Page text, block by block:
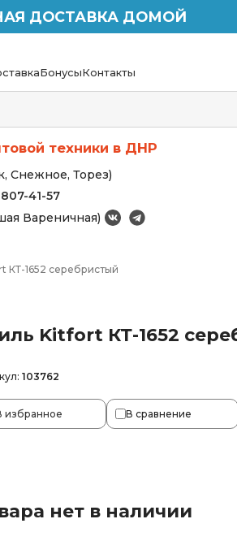
ДОСТАВКА ДОМОЙ
БонусыКонтакты
техники в ДНР
Снежное, Торез)
41-57
Вареничная)
КТ-1652 серебристый
Kitfort КТ-1652
103762
избранное В сравнение
нет в наличии